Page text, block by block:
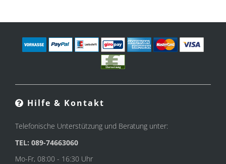
Hilfe & Kontakt
Telefonische Unterstützung und Beratung unter:
TEL: 089-74663060
Mo-Fr, 08:00 - 16:30 Uhr